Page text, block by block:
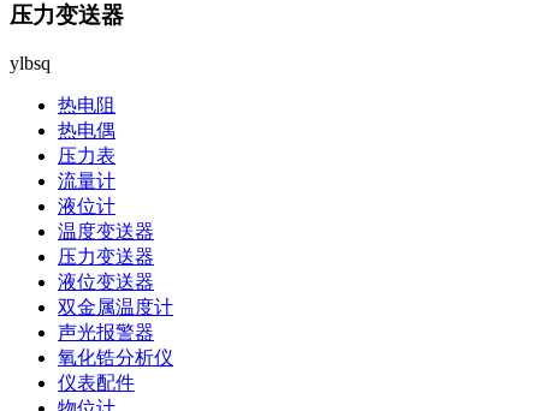
压力变送器
ylbsq
热电阻
热电偶
压力表
流量计
液位计
温度变送器
压力变送器
液位变送器
双金属温度计
声光报警器
氧化锆分析仪
仪表配件